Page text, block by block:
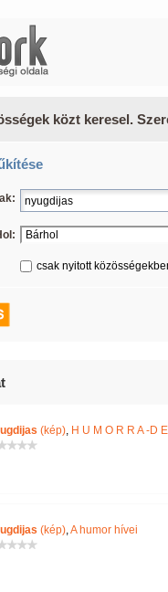
közt keresel.
csak nyitott
(kép), H U M O R R A -D
(kép),A humor hívei